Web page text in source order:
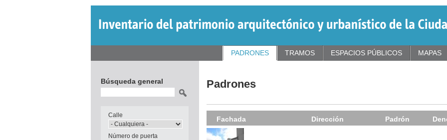
Padrones
Fachada Dirección Padrón
PADRONES TRAMOS ESPACIOS PÚBLICOS MAPAS
Búsqueda general
Calle
Número de puerta